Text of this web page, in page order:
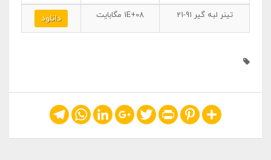
تینر لبه گیر 91-21
1E+08 مگابایت دانلود
Share
Pinterest
Print
Twitter
Google+
LinkedIn
WhatsApp
Telegram